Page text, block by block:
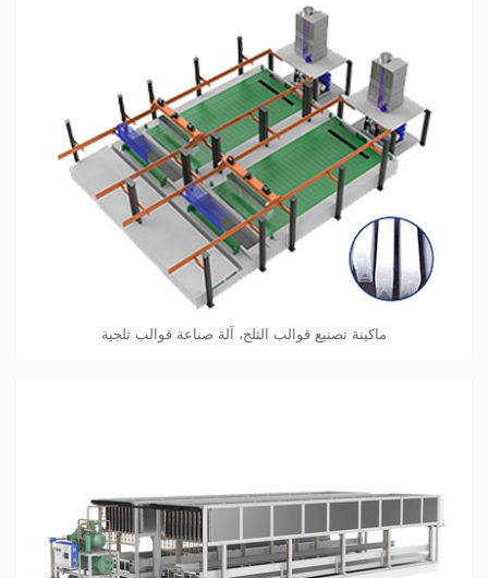
ماكينة تصنيع قوالب الثلج، آلة صناعة قوالب ثلجية